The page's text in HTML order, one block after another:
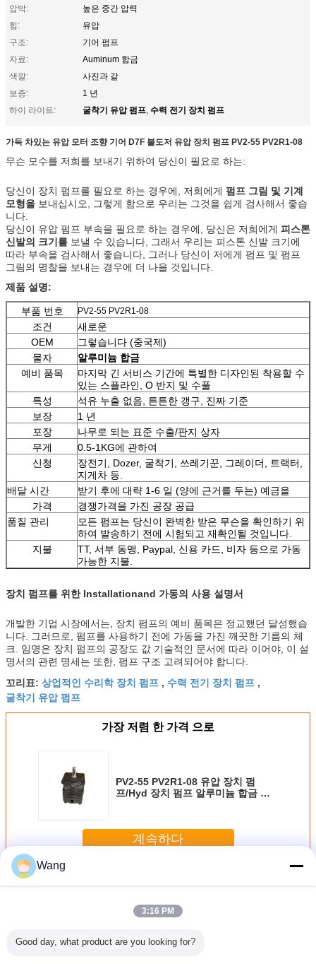
압박:
높은 중간 압력
힘:
유압
구조:
기어 펌프
자료:
Auminum 합금
색깔:
사진과 같
보증:
1 년
하이 라이트:
굴착기 유압 펌프, 수력 전기 장치 펌프
가득 차있는 유압 모터 조향 기어 D7F 불도저 유압 장치 펌프 PV2-55 PV2R1-08
무슨 모수를 저희를 보내기 위하여 당신이 필요로 하는:
당신이 장치 펌프를 필요로 하는 경우에, 저희에게 펌프 그림 및 기계
모형을 보내십시오, 그렇게 함으로 우리는 그것을 쉽게 검사해서 좋습
니다.
당신이 유압 펌프 부속을 필요로 하는 경우에, 당신은 저희에게 피스톤
신발의 크기를 보낼 수 있습니다, 그래서 우리는 피스톤 신발 크기에
따라 부속을 검사해서 좋습니다, 그러나 당신이 저에게 펌프 및 펌프
그림의 명찰을 보내는 경우에 더 나을 것입니다.
제품 설명:
부품 번호 PV2-55 PV2R1-08
조건
새로운
OEM
그렇습니다 (중국제)
물자
알루미늄 합금
예비 품목
마지막 긴 서비스 기간에 특별한 디자인된 착용할 수
있는 스플라인, O 반지 및 수풀
특성
석유 누출 없음, 튼튼한 갱구, 진짜 기준
보장
1 년
포장
나무로 되는 표준 수출/판지 상자
무게
0.5-1KG에 관하여
신청
장전기, Dozer, 굴착기, 쓰레기꾼, 그레이더, 트랙터,
지게차 등.
배달 시간
받기 후에 대략 1-6 일 (양에 근거를 두는) 예금을
가격
경쟁가격을 가진 공장 공급
품질 관리
모든 펌프는 당신이 완벽한 받은 무슨을 확인하기 위
하여 발송하기 전에 시험되고 재확인될 것입니다.
지불
TT, 서부 동맹, Paypal, 신용 카드, 비자 등으로 가동
가능한 지불.
장치 펌프를 위한 Installationand 가동의 사용 설명서
개발한 기업 시장에서는, 장치 펌프의 예비 품목은 정교했던 달성했습
니다. 그러므로, 펌프를 사용하기 전에 가동을 가진 깨끗한 기름의 체
크. 임명은 장치 펌프의 공장도 값 기술적인 문서에 따라 이어야, 이 설
명서의 관련 명세는 또한, 펌프 구조 고려되어야 합니다.
꼬리표: 상업적인 수리학 장치 펌프 , 수력 전기 장치 펌프 ,
굴착기 유압 펌프
가장 저렴 한 가격 으로
PV2-55 PV2R1-08 유압 장치 펌
프/Hyd 장치 펌프 알루미늄 합금 물
계속하다
더 많은 것
Wang
3:16 PM
Good day, what product are you looking for?